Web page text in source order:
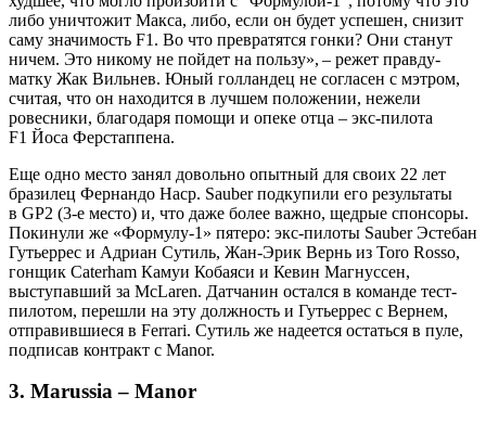
либо уничтожит Макса, либо, если он будет успешен, снизит
саму значимость F1. Во что превратятся гонки? Они станут
ничем. Это никому не пойдет на пользу», – режет правду-
матку Жак Вильнев. Юный голландец не согласен с мэтром,
считая, что он находится в лучшем положении, нежели
ровесники, благодаря помощи и опеке отца – экс-пилота
F1 Йоса Ферстаппена.
Еще одно место занял довольно опытный для своих 22 лет
бразилец Фернандо Наср. Sauber подкупили его результаты
в GP2 (3‑е место) и, что даже более важно, щедрые спонсоры.
Покинули же «Формулу‑1» пятеро: экс-пилоты Sauber Эстебан
Гутьеррес и Адриан Сутиль, Жан-Эрик Вернь из Toro Rosso,
гонщик Caterham Камуи Кобаяси и Кевин Магнуссен,
выступавший за McLaren. Датчанин остался в команде тест-
пилотом, перешли на эту должность и Гутьеррес с Вернем,
отправившиеся в Ferrari. Сутиль же надеется остаться в пуле,
подписав контракт с Manor.
3. Marussia – Manor